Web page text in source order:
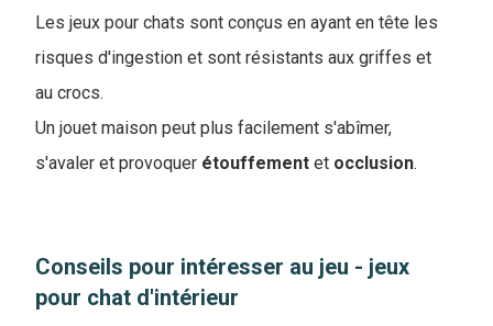
Les jeux pour chats sont conçus en ayant en tête les
risques d'ingestion et sont résistants aux griffes et
au crocs.
Un jouet maison peut plus facilement s'abîmer,
s'avaler et provoquer étouffement et occlusion.
Conseils pour intéresser au jeu - jeux
pour chat d'intérieur